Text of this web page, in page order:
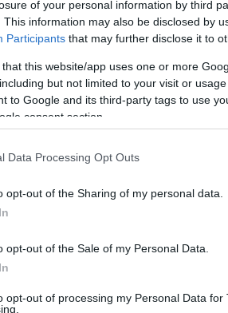
of your personal information by third
This information may also be disclosed by
Participants that may further disclose it to
that this website/app uses one or more
but not limited to your visit or
to Google and its third-party tags to use
consent section.
Data Processing Opt Outs
opt-out of the Sharing of my personal data.
opt-out of the Sale of my Personal Data.
opt-out of processing my Personal Data for
de la luz para este 27 de enero se
249,01 euros/MWh , mientras que el